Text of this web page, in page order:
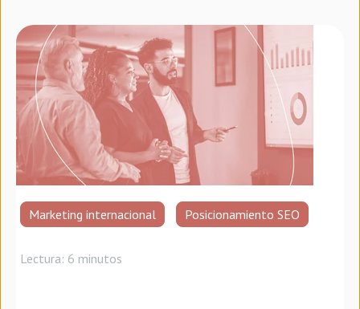
Marketing internacional Posicionamiento SEO
Lectura: 6 minutos